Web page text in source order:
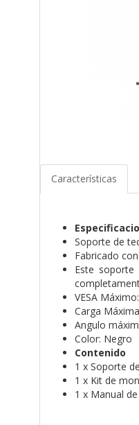
Características
Soporte de
Fabricado
Este
VESA
Carga
Angulo
Color: Negro
Contenido
1 x Soporte
1 x Kit de
1 x Manual